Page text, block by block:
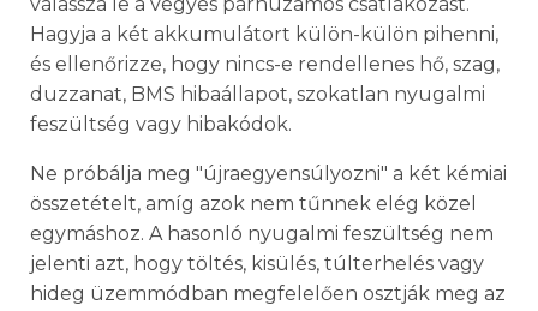
válassza le a vegyes párhuzamos csatlakozást.
Hagyja a két akkumulátort külön-külön pihenni,
és ellenőrizze, hogy nincs-e rendellenes hő, szag,
duzzanat, BMS hibaállapot, szokatlan nyugalmi
feszültség vagy hibakódok.
Ne próbálja meg "újraegyensúlyozni" a két kémiai
összetételt, amíg azok nem tűnnek elég közel
egymáshoz. A hasonló nyugalmi feszültség nem
jelenti azt, hogy töltés, kisülés, túlterhelés vagy
hideg üzemmódban megfelelően osztják meg az